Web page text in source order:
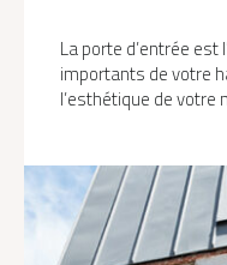
La porte d’entrée
importants de votre
l’esthétique de